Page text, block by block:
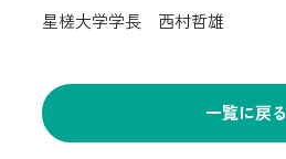
星槎大学学長 西村哲雄
一覧に戻る